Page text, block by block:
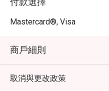
Mastercard®, Visa
商戶細則
取消與更改政策